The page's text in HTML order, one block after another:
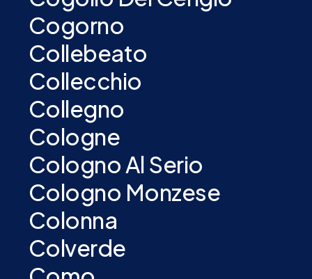
Cogorno
Collebeato
Collecchio
Collegno
Cologne
Cologno Al Serio
Cologno Monzese
Colonna
Colverde